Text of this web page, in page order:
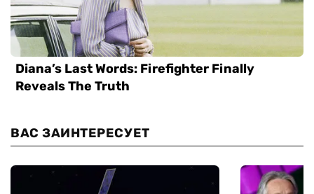
ВАС ЗАИНТЕРЕСУЕТ